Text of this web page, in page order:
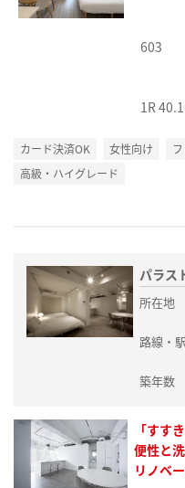
603
1R
カード決済OK 女性向け
高級・ハイグレード
パラス
所在地
路線・駅
築年数
「すす
便性と
リノベ